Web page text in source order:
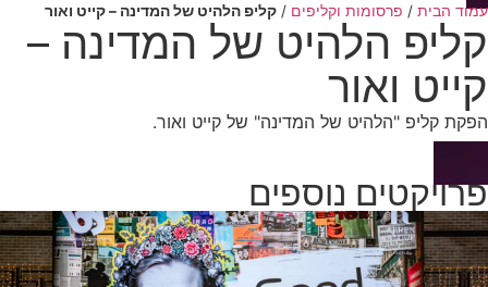
עמוד הבית / פרסומות וקליפים / קליפ הלהיט של המדינה – קייט ואור
קליפ הלהיט של המדינה –
קייט ואור
הפקת קליפ "הלהיט של המדינה" של קייט ואור.
פרויקטים נוספים